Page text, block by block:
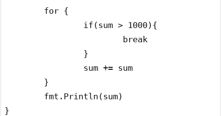
}